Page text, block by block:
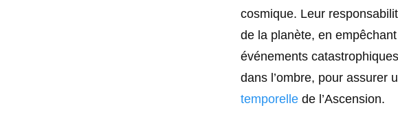
cosmique. Leur
de la planète, en
événements
dans l’ombre, pour assurer
temporelle de l’Ascension.